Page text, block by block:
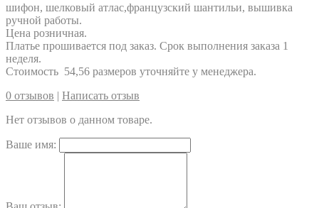
шифон, шелковый атлас,французский шантильи, вышивка
ручной работы.
Цена розничная.
Платье прошивается под заказ. Срок выполнения заказа 1
неделя.
Стоимость 54,56 размеров уточняйте у менеджера.
0 отзывов | Написать отзыв
Нет отзывов о данном товаре.
Ваше имя: